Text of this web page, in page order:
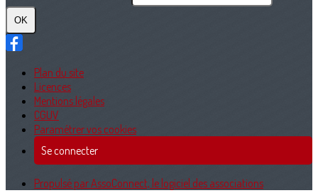
OK
Plan du site
Licences
Mentions légales
CGUV
Paramétrer vos cookies
Se connecter
Propulsé par AssoConnect, le logiciel des associations